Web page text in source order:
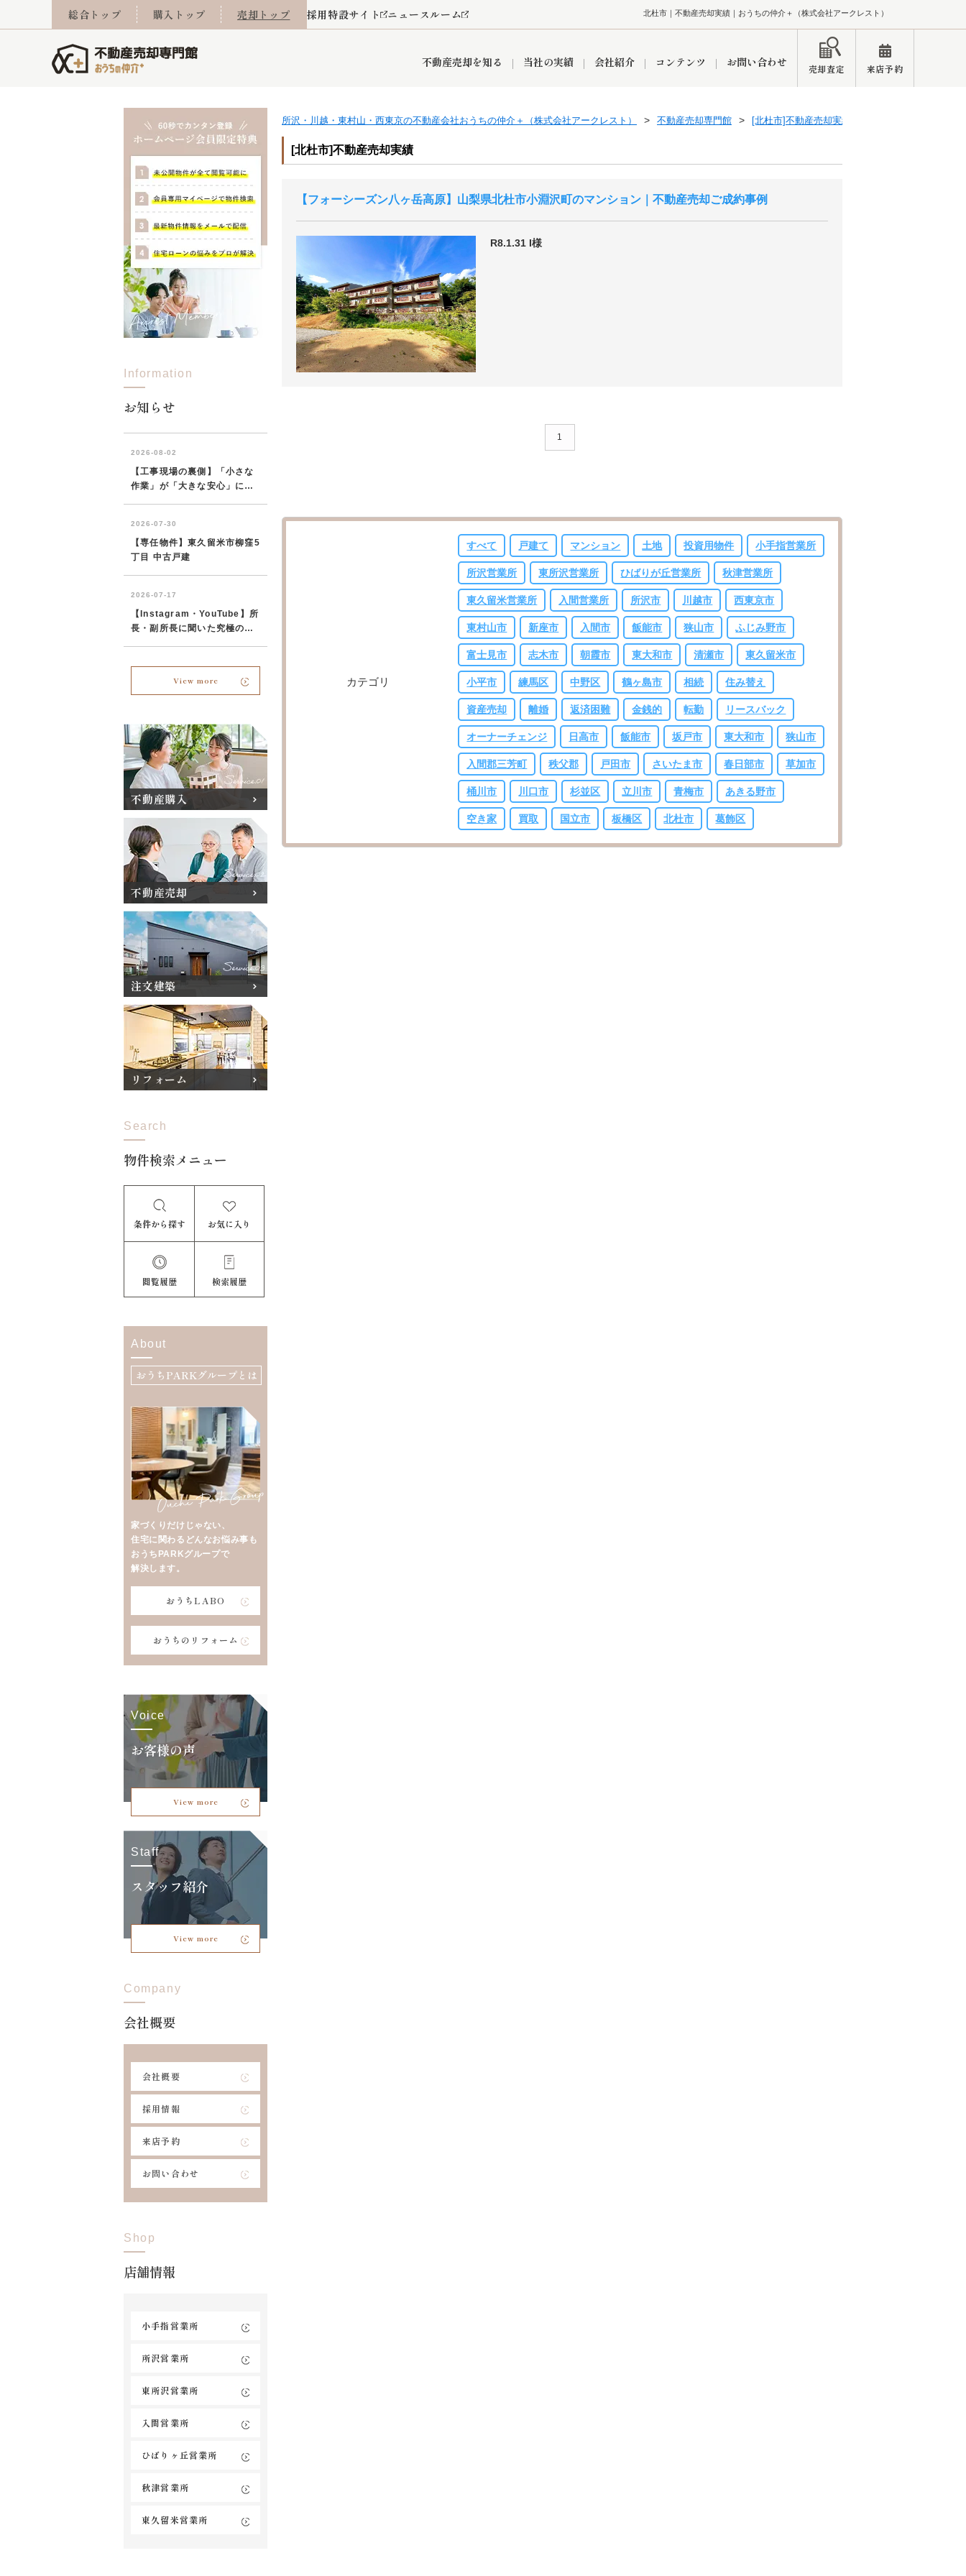
北杜市｜不動産売却実績｜おうちの仲介＋（株式会社アークレスト）
総合トップ 購入トップ 売却トップ 採用特設サイト ニュースルーム
不動産売却を知る
不動産買取 空き家
西東京市 東久留米市
売却コラム よくある質問
当社の実績
査定実績 売却成功事例
会社紹介
採用情報 お客様の声
小手指営業所 所沢営業所
おうちLABO おうちのリフォーム おうちパークグループの強み
コンテンツ
おうちパークくらぶ
お問い合わせ
売却査定依頼 オンライン相談予約
売却査定 来店予約
所沢・川越・東村山・西東京の不動産会社おうちの仲介＋（株式会社アークレスト） 不動産売却専門館 [北杜市]不動産売却実績一覧
[北杜市]不動産売却実績
フォーシーズン八ヶ岳高原 山梨県北杜市小淵沢町のマンション｜不動産売却ご成約事例
R8.1.31 I様
1
カテゴリ
すべて 戸建て マンション 土地 投資用物件 小手指営業所
所沢営業所 東所沢営業所 ひばりが丘営業所 秋津営業所
東久留米営業所 入間営業所 所沢市 川越市 西東京市
東村山市 新座市 入間市 飯能市 狭山市 ふじみ野市
富士見市 志木市 朝霞市 東大和市 清瀬市 東久留米市
小平市 練馬区 中野区 鶴ヶ島市 相続 住み替え
資産売却 離婚 返済困難 金銭的 転勤 リースバック
オーナーチェンジ 日高市 飯能市 坂戸市 東大和市 狭山市
入間郡三芳町 秩父郡 戸田市 さいたま市 春日部市 草加市
桶川市 川口市 杉並区 立川市 青梅市 あきる野市
空き家 買取 国立市 板橋区 北杜市 葛飾区
Information
お知らせ
View more
不動産購入
不動産売却
注文建築
リフォーム
Search
物件検索メニュー
条件から探す お気に入り
閲覧履歴 検索履歴
About
おうちPARKグループとは
家づくりだけじゃない、
住宅に関わるどんなお悩み事も
おうちPARKグループで
解決します。
おうちLABO
おうちのリフォーム
Voice
お客様の声
View more
Staff
スタッフ紹介
View more
Company
会社概要
会社概要
採用情報
来店予約
お問い合わせ
Shop
店舗情報
小手指営業所
所沢営業所
東所沢営業所
入間営業所
ひばりヶ丘営業所
秋津営業所
東久留米営業所